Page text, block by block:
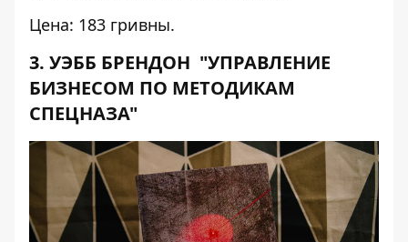
Цена: 183 гривны.
3. УЭББ БРЕНДОН "УПРАВЛЕНИЕ
БИЗНЕСОМ ПО МЕТОДИКАМ
СПЕЦНАЗА"